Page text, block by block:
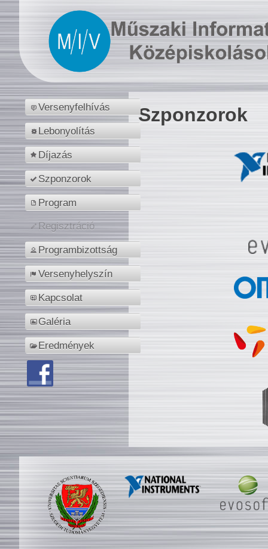
Versenyfelhívás
Lebonyolítás
Díjazás
Szponzorok
Program
Regisztráció
Programbizottság
Versenyhelyszín
Kapcsolat
Galéria
Eredmények
Szponzorok